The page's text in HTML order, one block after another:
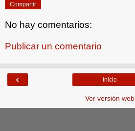
Compartir
No hay comentarios:
Publicar un comentario
‹ Inicio
Ver versión web